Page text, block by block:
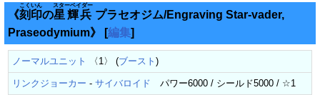
《刻印
こくいん
の星輝兵
スターベイダー
プラセオジム/Engraving Star-vader,
Praseodymium》
[編集]
ノーマルユニット 〈1〉 (ブースト )
リンクジョーカー - サイバロイド パワー6000 / シールド5000 / ☆1